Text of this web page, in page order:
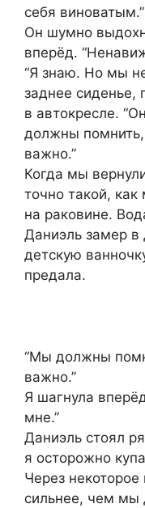
себя виноватым.”
Он шумно
вперёд.
“Я знаю. Но мы
заднее сиденье,
в автокресле.
должны
важно.”
Когда мы
точно такой,
на раковине.
Даниэль замер в
детскую
предала.
“Мы должны
важно.”
Я шагнула
мне.”
Даниэль стоял
я осторожно
Через
сильнее, чем мы